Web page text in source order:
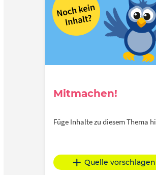
Mitmachen!
Füge Inhalte zu diesem Thema
Quelle vorschlagen